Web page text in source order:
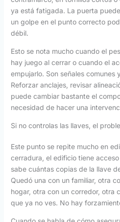
ya está fatigada. La puerta
un golpe en el punto correcto
débil.
Esto se nota mucho cuando el
hay juego al cerrar o cuando el
empujarlo. Son señales comunes
Reforzar anclajes, revisar
puede cambiar bastante el
necesidad de hacer una
Si no controlas las llaves, el
Este punto se repite mucho en
cerradura, el edificio tiene
sabe cuántas copias de la llave
Quedó una con un familiar, otra
hogar, otra con un corredor, otra
que ya no ves. No hay